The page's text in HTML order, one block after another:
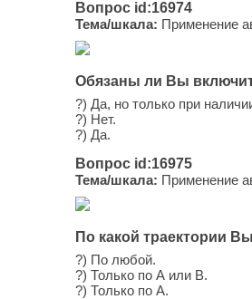
Вопрос id:16974
Тема/шкала: Применение
Обязаны ли Вы
?) Да, но только при
?) Нет.
?) Да.
Вопрос id:16975
Тема/шкала: Применение
По какой траектории
?) По любой.
?) Только по А или В.
?) Только по А.